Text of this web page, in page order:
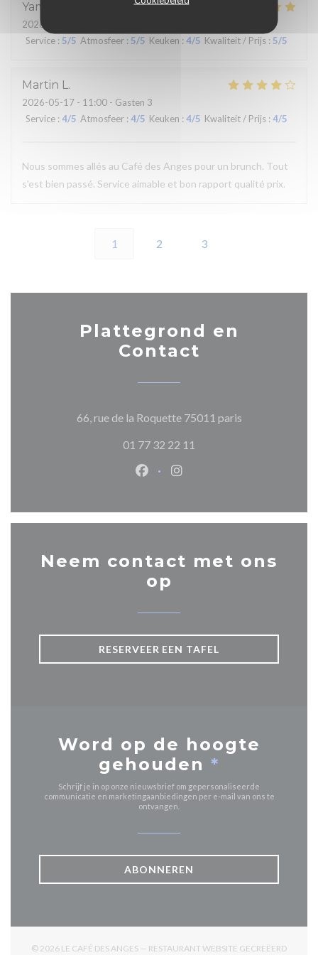
Yaminna
2026-05-21
Service : 5/5 Atmosfeer : 5/5 Keuken : 4/5 Kwaliteit / Prijs : 5/5
Martin L
2026-05-17 - 11:00 - Gasten 3
Service : 4/5 Atmosfeer : 4/5 Keuken : 4/5 Kwaliteit / Prijs : 4/5
Nous sommes allés au Café des Anges pour un brunch. Tout
s'est bien passé. Service aimable et bon rapport qualité prix.
1 2 3
Plattegrond en
Contact
66, rue de la Roquette 75011 paris((opent in een
01 77 32 22 11
Facebook ((opent in een nieuw
Instagram ((opent in een
Neem contact met ons
op
RESERVEER EEN TAFEL
Word op de hoogte
gehouden *
Schrijf je in op onze nieuwsbrief om gepersonaliseerde
communicatie en marketingaanbiedingen per e-mail van ons te
ontvangen.
ABONNEREN
© 2026 LE CAFÉ DES ANGES — RESTAURANT WEBSITE GECREËERD